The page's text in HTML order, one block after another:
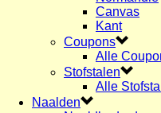
Canvas
Kant
Coupons
Alle
Stofstalen
Alle
Naalden